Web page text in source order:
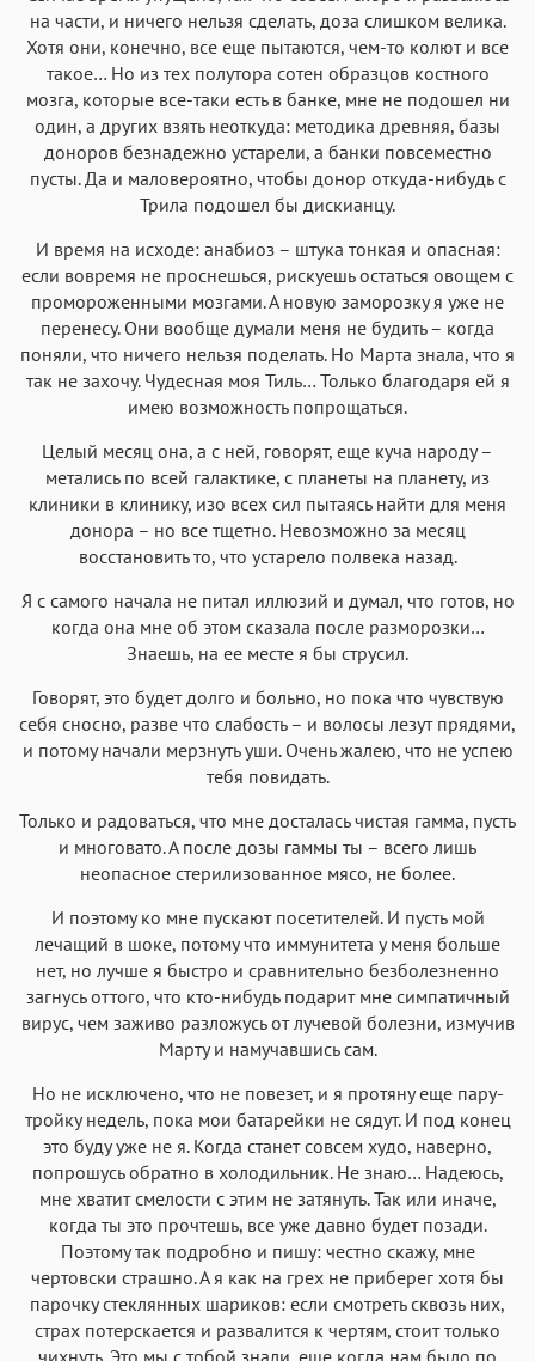
на части, и ничего нельзя сделать, доза слишком велика.
Хотя они, конечно, все еще пытаются, чем-то колют и все
такое… Но из тех полутора сотен образцов костного
мозга, которые все-таки есть в банке, мне не подошел ни
один, а других взять неоткуда: методика древняя, базы
доноров безнадежно устарели, а банки повсеместно
пусты. Да и маловероятно, чтобы донор откуда-нибудь с
Трила подошел бы дискианцу.
И время на исходе: анабиоз – штука тонкая и опасная:
если вовремя не проснешься, рискуешь остаться овощем с
промороженными мозгами. А новую заморозку я уже не
перенесу. Они вообще думали меня не будить – когда
поняли, что ничего нельзя поделать. Но Марта знала, что я
так не захочу. Чудесная моя Тиль… Только благодаря ей я
имею возможность попрощаться.
Целый месяц она, а с ней, говорят, еще куча народу –
метались по всей галактике, с планеты на планету, из
клиники в клинику, изо всех сил пытаясь найти для меня
донора – но все тщетно. Невозможно за месяц
восстановить то, что устарело полвека назад.
Я с самого начала не питал иллюзий и думал, что готов, но
когда она мне об этом сказала после разморозки…
Знаешь, на ее месте я бы струсил.
Говорят, это будет долго и больно, но пока что чувствую
себя сносно, разве что слабость – и волосы лезут прядями,
и потому начали мерзнуть уши. Очень жалею, что не успею
тебя повидать.
Только и радоваться, что мне досталась чистая гамма, пусть
и многовато. А после дозы гаммы ты – всего лишь
неопасное стерилизованное мясо, не более.
И поэтому ко мне пускают посетителей. И пусть мой
лечащий в шоке, потому что иммунитета у меня больше
нет, но лучше я быстро и сравнительно безболезненно
загнусь оттого, что кто-нибудь подарит мне симпатичный
вирус, чем заживо разложусь от лучевой болезни, измучив
Марту и намучавшись сам.
Но не исключено, что не повезет, и я протяну еще пару-
тройку недель, пока мои батарейки не сядут. И под конец
это буду уже не я. Когда станет совсем худо, наверно,
попрошусь обратно в холодильник. Не знаю… Надеюсь,
мне хватит смелости с этим не затянуть. Так или иначе,
когда ты это прочтешь, все уже давно будет позади.
Поэтому так подробно и пишу: честно скажу, мне
чертовски страшно. А я как на грех не приберег хотя бы
парочку стеклянных шариков: если смотреть сквозь них,
страх потерскается и развалится к чертям, стоит только
чихнуть. Это мы с тобой знали, еще когда нам было по